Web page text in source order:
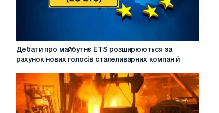
Дебати
ETS
розширюються
рахунок
Дебати про майбутнє ETS розширюються за
рахунок нових голосів сталеливарних компаній